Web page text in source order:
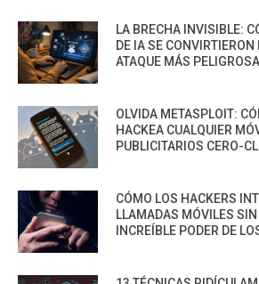
LA BRECHA INVISIBLE:
DE IA SE
ATAQUE MÁS
OLVIDA METASPLOIT:
HACKEA CUALQUIER
PUBLICITARIOS CERO-
CÓMO LOS HACKERS
LLAMADAS MÓVILES SIN
INCREÍBLE PODER DE